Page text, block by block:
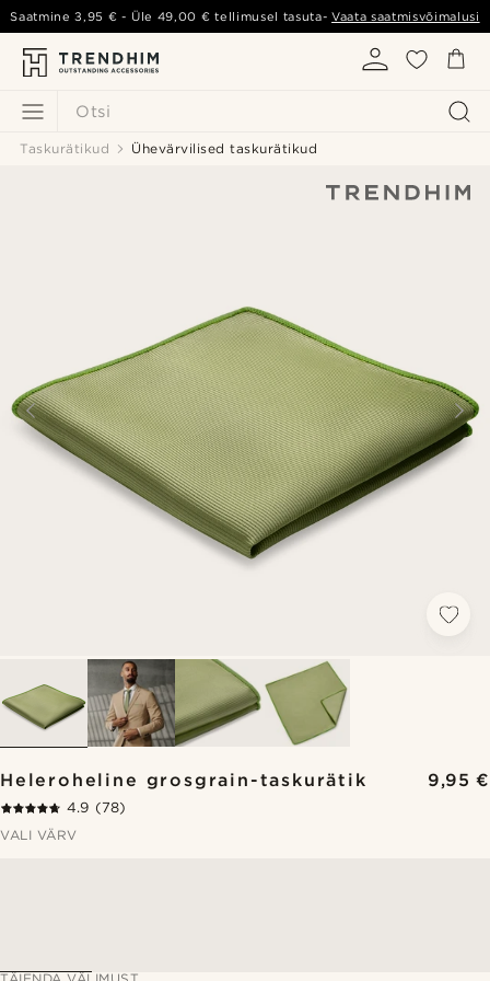
Otsi
Saatmine3,95 € - Üle 49,00 € tellimusel tasuta-Vaata saatmisvõimalusi
Taskurätikud Ühevärvilised taskurätikud
Heleroheline grosgrain-taskurätik 9,95 €
4.9 (78)
VALI VÄRV